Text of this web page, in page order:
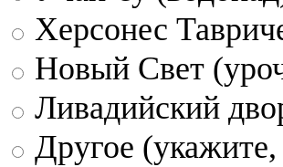
Херсонес
Новый Свет
Ливадийский
Другое